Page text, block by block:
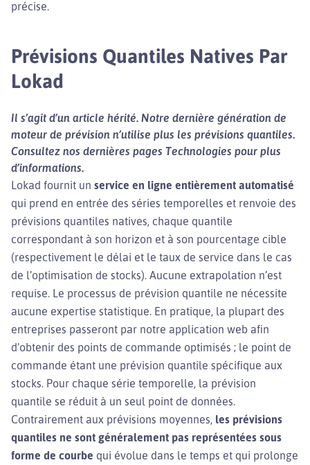
précise.
Prévisions Quantiles Natives Par
Lokad
Il s’agit d’un article hérité. Notre dernière génération de
moteur de prévision n’utilise plus les prévisions quantiles.
Consultez nos dernières pages Technologies pour plus
d’informations.
Lokad fournit un service en ligne entièrement automatisé
qui prend en entrée des séries temporelles et renvoie des
prévisions quantiles natives, chaque quantile
correspondant à son horizon et à son pourcentage cible
(respectivement le délai et le taux de service dans le cas
de l’optimisation de stocks). Aucune extrapolation n’est
requise. Le processus de prévision quantile ne nécessite
aucune expertise statistique. En pratique, la plupart des
entreprises passeront par notre application web afin
d’obtenir des points de commande optimisés ; le point de
commande étant une prévision quantile spécifique aux
stocks. Pour chaque série temporelle, la prévision
quantile se réduit à un seul point de données.
Contrairement aux prévisions moyennes, les prévisions
quantiles ne sont généralement pas représentées sous
forme de courbe qui évolue dans le temps et qui prolonge